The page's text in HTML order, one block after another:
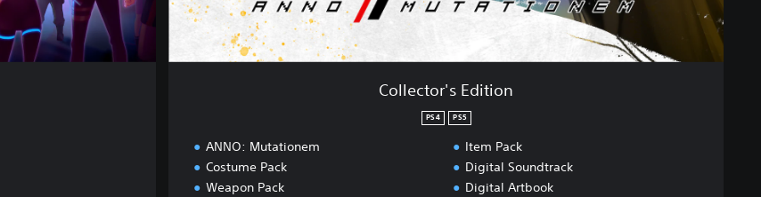
o
Collector's Edition
PS4 PS5
ANNO: Mutationem
Costume Pack
Weapon Pack
Item Pack
Digital Soundtrack
Digital Artbook